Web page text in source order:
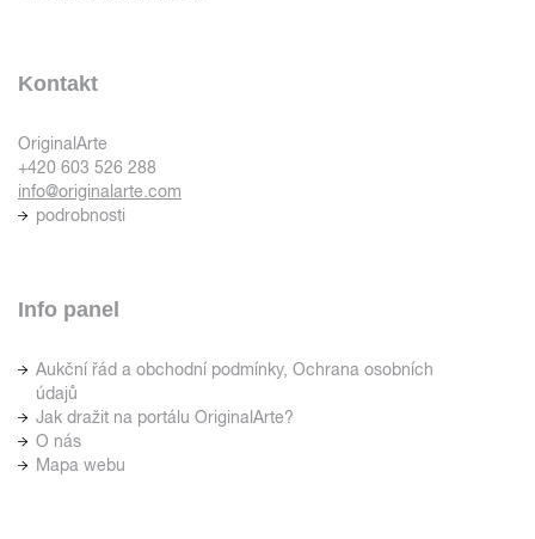
Kontakt
OriginalArte
+420 603 526 288
info@originalarte.com
podrobnosti
Info panel
Aukční řád a obchodní podmínky, Ochrana osobních
údajů
Jak dražit na portálu OriginalArte?
O nás
Mapa webu